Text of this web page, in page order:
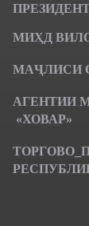
МИҲД
МАҶЛИСИ
АГЕНТИИ
«ХОВАР»